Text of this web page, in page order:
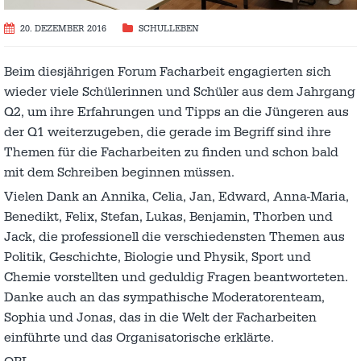
20. DEZEMBER 2016 SCHULLEBEN
Beim diesjährigen Forum Facharbeit engagierten sich
wieder viele Schülerinnen und Schüler aus dem Jahrgang
Q2, um ihre Erfahrungen und Tipps an die Jüngeren aus
der Q1 weiterzugeben, die gerade im Begriff sind ihre
Themen für die Facharbeiten zu finden und schon bald
mit dem Schreiben beginnen müssen.
Vielen Dank an Annika, Celia, Jan, Edward, Anna-Maria,
Benedikt, Felix, Stefan, Lukas, Benjamin, Thorben und
Jack, die professionell die verschiedensten Themen aus
Politik, Geschichte, Biologie und Physik, Sport und
Chemie vorstellten und geduldig Fragen beantworteten.
Danke auch an das sympathische Moderatorenteam,
Sophia und Jonas, das in die Welt der Facharbeiten
einführte und das Organisatorische erklärte.